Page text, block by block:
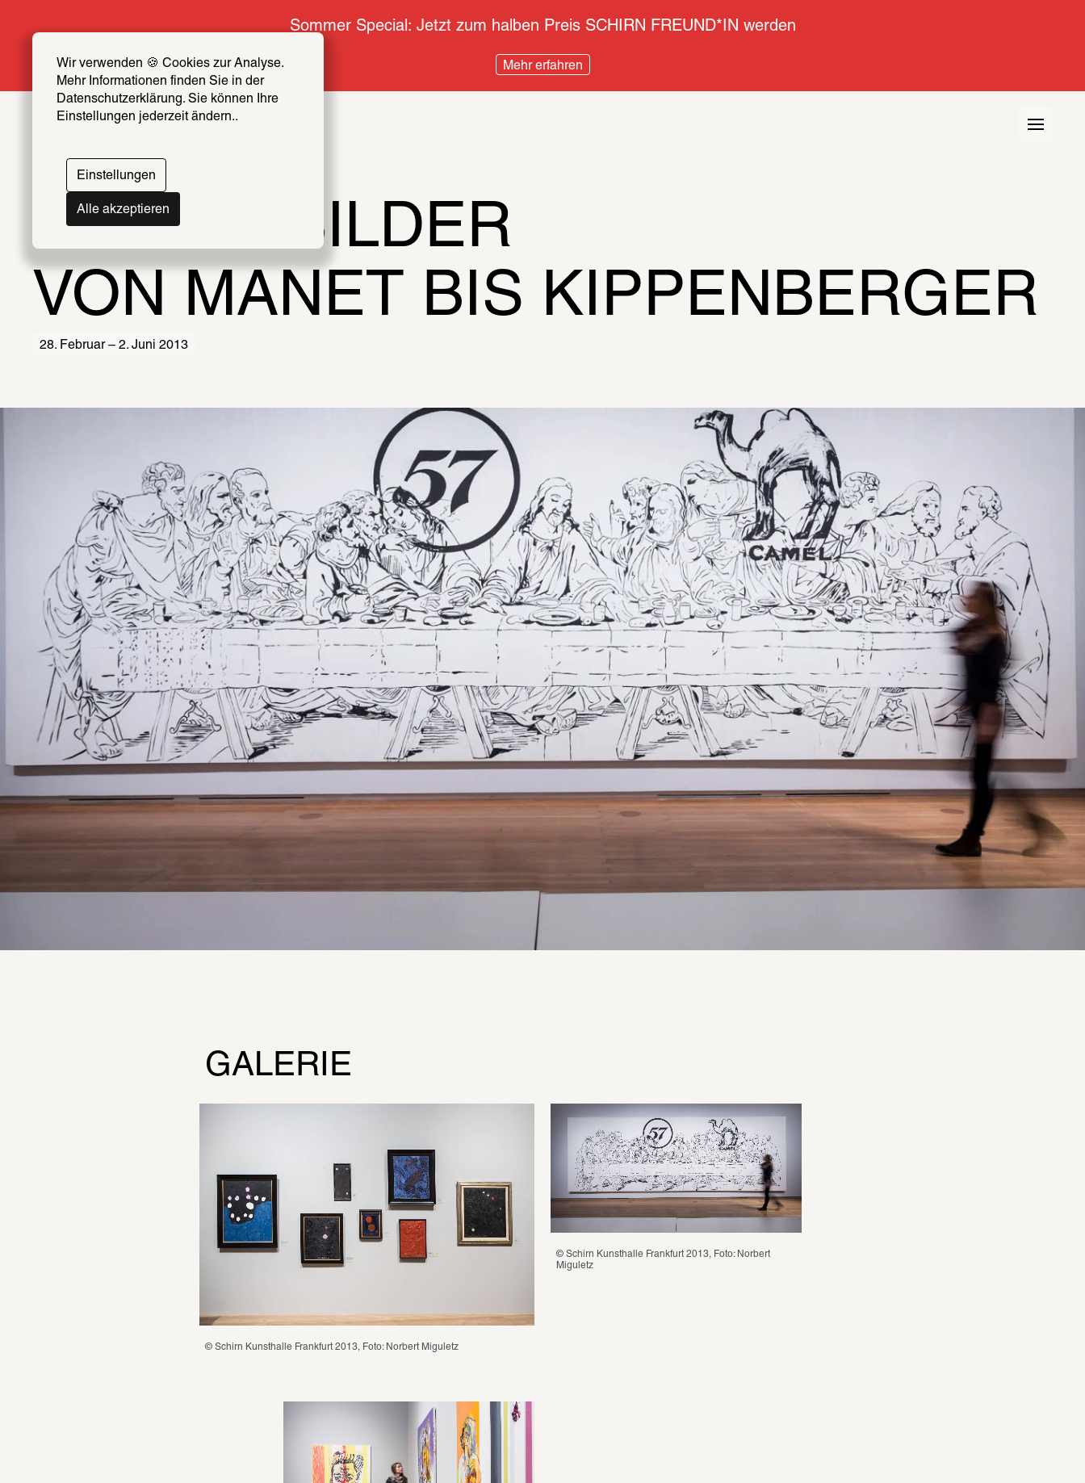
Wir verwenden 🍪 Cookies zur Analyse.
Mehr Informationen finden Sie in der
Datenschutzerklärung. Sie können Ihre
Einstellungen jederzeit ändern..
Einstellungen
Alle akzeptieren
Sommer Special: Jetzt zum halben Preis SCHIRN FREUND*IN werden
Mehr erfahren
LETZTE BILDER
VON MANET BIS KIPPENBERGER
28. Februar – 2. Juni 2013
GALERIE
© Schirn Kunsthalle Frankfurt 2013, Foto: Norbert Miguletz
© Schirn Kunsthalle Frankfurt 2013, Foto: Norbert
Miguletz